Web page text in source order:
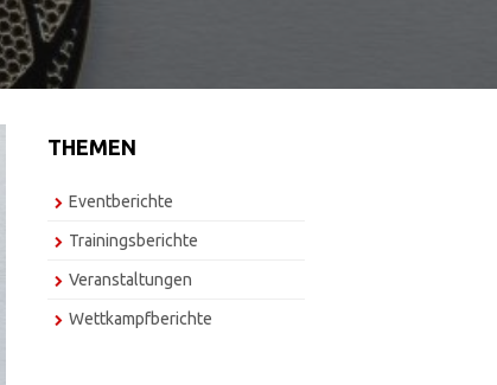
THEMEN
Eventberichte
Trainingsberichte
Veranstaltungen
Wettkampfberichte